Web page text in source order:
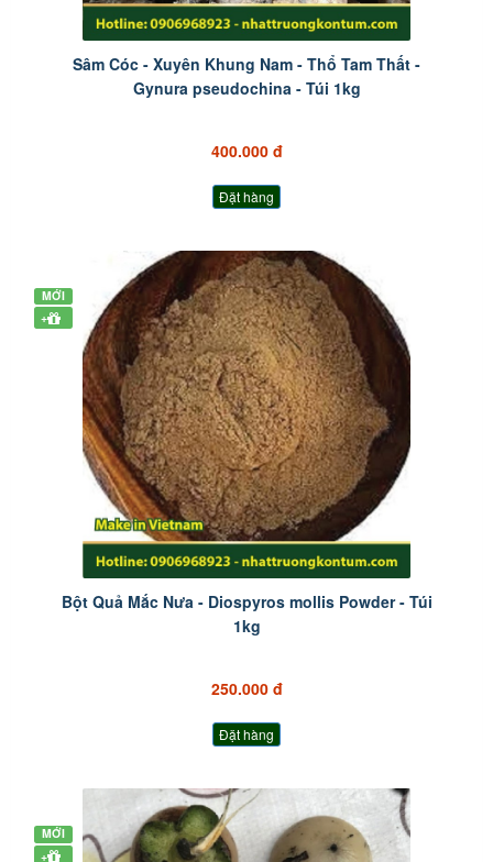
Sâm Cóc - Xuyên Khung Nam - Thổ Tam Thất -
Gynura pseudochina - Túi 1kg
400.000 đ
Đặt hàng
MỚI
+
Bột Quả Mắc Nưa - Diospyros mollis Powder - Túi
1kg
250.000 đ
Đặt hàng
MỚI
+